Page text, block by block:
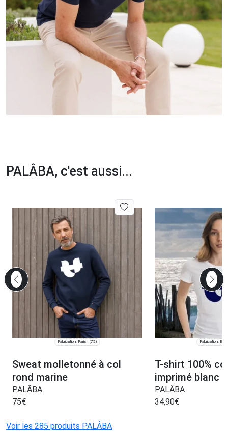
PALÂBA, c'est aussi...
Fabrication: Paris (75)
Sweat molletonné à col
rond marine
PALÂBA
75€
Fabrication:
T-shirt 100%
imprimé blanc
PALÂBA
34,90€
Voir les 285 produits PALÂBA